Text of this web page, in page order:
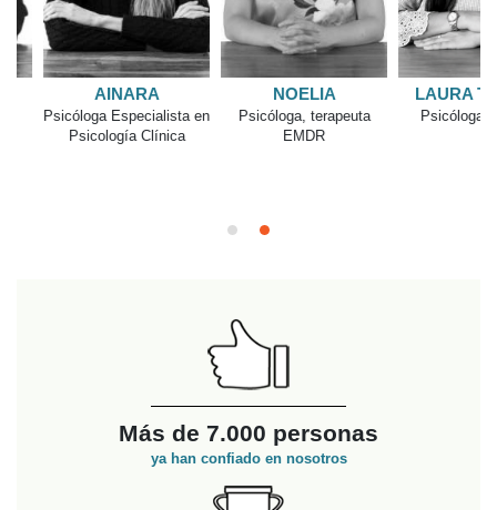
AINARA
Psicóloga Especialista en
Psicología Clínica
NOELIA
Psicóloga, terapeuta
EMDR
LAURA
Psicóloga
Más de 7.000 personas
ya han confiado en nosotros